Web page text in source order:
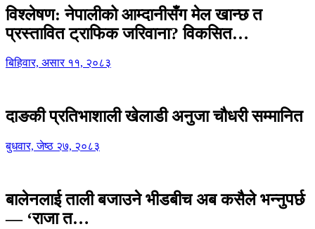
विश्लेषण: नेपालीको आम्दानीसँग मेल खान्छ त
प्रस्तावित ट्राफिक जरिवाना? विकसित…
बिहिवार, असार ११, २०८३
दाङकी प्रतिभाशाली खेलाडी अनुजा चौधरी सम्मानित
बुधवार, जेष्ठ २७, २०८३
बालेनलाई ताली बजाउने भीडबीच अब कसैले भन्नुपर्छ
— ‘राजा त…